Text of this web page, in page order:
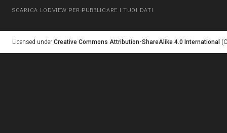
SCARICA LODVIEW PER PUBBLICARE I TUOI DATI
Licensed under Creative Commons Attribution-ShareAlike 4.0 International